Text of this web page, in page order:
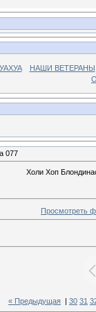
НАШИ ВЕТЕРАНЫ
077
Холи Хоп
Просмотреть
« Предыдущая 30 31